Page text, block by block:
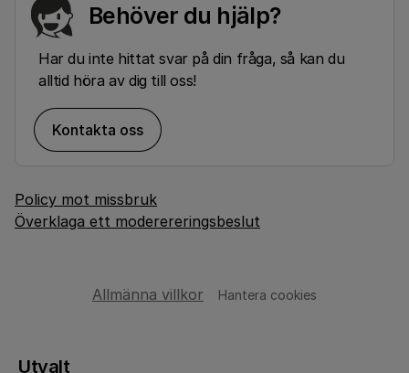
Behöver du hjälp?
Har du inte hittat svar på din fråga, så kan du
alltid höra av dig till oss!
Kontakta oss
Policy mot missbruk
Överklaga ett moderereringsbeslut
Allmänna villkor Hantera cookies
Utvalt